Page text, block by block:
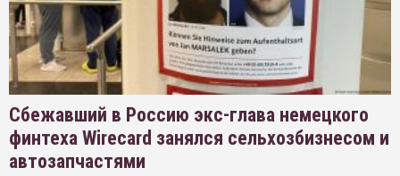
Сбежавший в Россию экс-глава немецкого
финтеха Wirecard занялся сельхозбизнесом и
автозапчастями